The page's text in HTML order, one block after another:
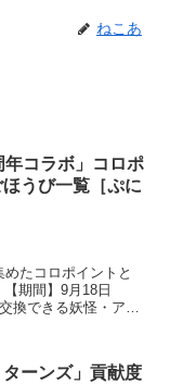
ねこあ
年コラボ」コロポ
うび一覧［ぷに
めたコロポイントと
期間】9月18日
換できる妖怪・アイ
ターンズ」貢献度